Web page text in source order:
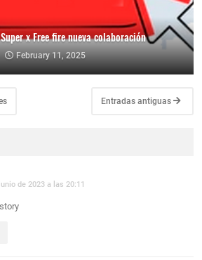
x Free fire nueva colaboración
February 11, 2025
Entradas antiguas
de 2023 a las 20:11